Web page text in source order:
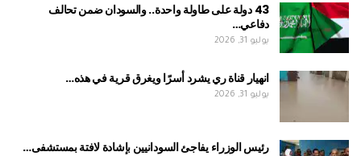
43 دولة على طاولة واحدة.. والسودان ضمن تحالف
دفاعي…
يوليو 31, 2026
انهيار قناة ري يشرد أسرًا ويغرق قرية في هذه…
يوليو 31, 2026
رئيس الوزراء يفاجئ السودانيين بإشادة لافتة بمستشفى…